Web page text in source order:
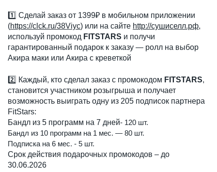
1️⃣ Сделай заказ от 1399₽ в мобильном приложении
(https://clck.ru/38Viyc) или на сайте http://сушиселл.рф,
используй промокод FITSTARS и получи
гарантированный подарок к заказу — ролл на выбор
Акира маки или Акира с креветкой
2️⃣ Каждый, кто сделал заказ с промокодом FITSTARS,
становится участником розыгрыша и получает
возможность выиграть одну из 205 подписок партнера
FitStars:
Бандл из 5 программ на 7 дней- 120 шт.
Бандл из 10 программ на 1 мес. — 80 шт.
Подписка на 6 мес. - 5 шт.
Срок действия подарочных промокодов – до
30.06.2026